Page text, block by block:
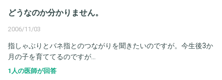
どうなのか分かりません。
2006/11/03
指しゃぶりとバネ指とのつながりを聞きたいのですが。今生後3か
月の子を育ててるのですが...
1人の医師が回答